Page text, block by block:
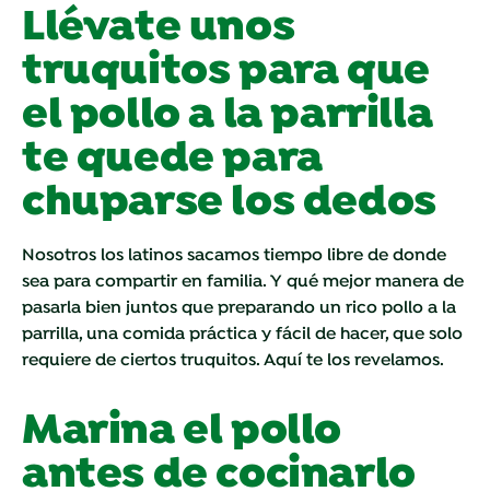
Llévate unos
truquitos para que
el pollo a la parrilla
te quede para
chuparse los dedos
Nosotros los latinos sacamos tiempo libre de donde
sea para compartir en familia. Y qué mejor manera de
pasarla bien juntos que preparando un rico pollo a la
parrilla, una comida práctica y fácil de hacer, que solo
requiere de ciertos truquitos. Aquí te los revelamos.
Marina el pollo
antes de cocinarlo